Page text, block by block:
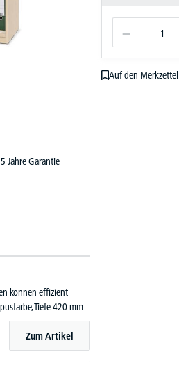
Auf den Merkzettel
5 Jahre Garantie
können effizient
Tiefe 420 mm
Zum Artikel